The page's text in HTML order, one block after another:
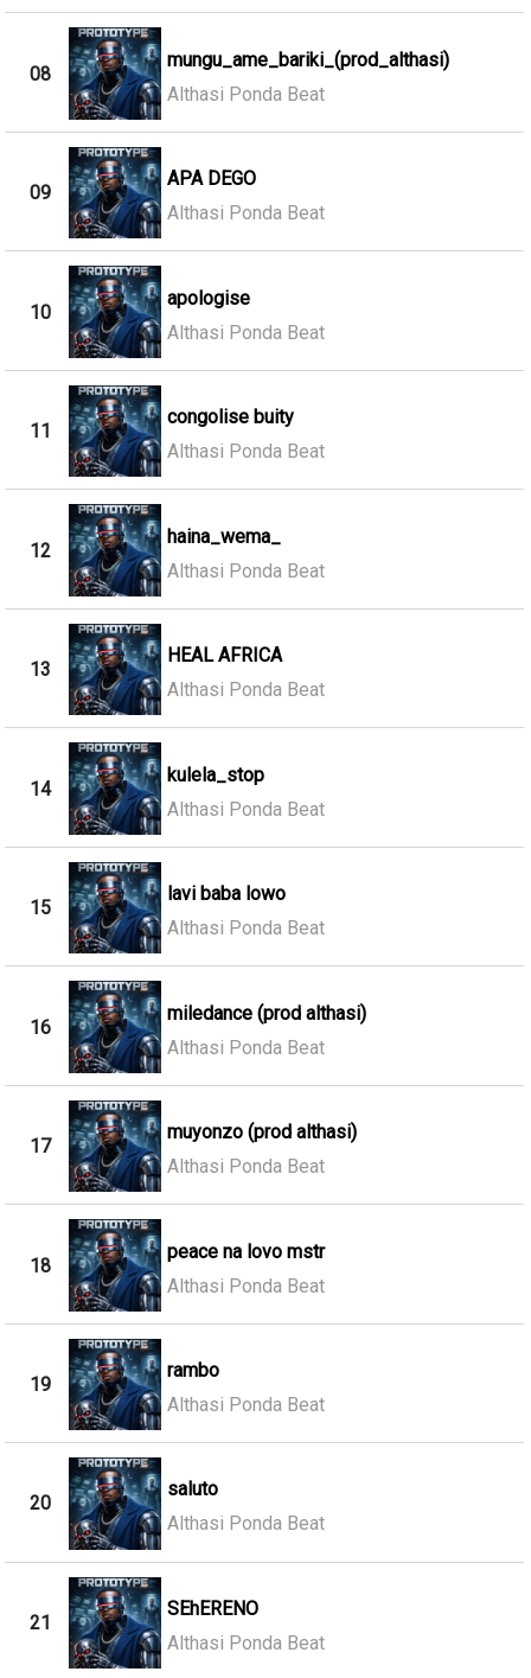
08
mungu_ame_bariki_(prod_althasi)
Althasi Ponda Beat
09
APA DEGO
Althasi Ponda Beat
10
apologise
Althasi Ponda Beat
11
congolise buity
Althasi Ponda Beat
12
haina_wema_
Althasi Ponda Beat
13
HEAL AFRICA
Althasi Ponda Beat
14
kulela_stop
Althasi Ponda Beat
15
lavi baba lowo
Althasi Ponda Beat
16
miledance (prod althasi)
Althasi Ponda Beat
17
muyonzo (prod althasi)
Althasi Ponda Beat
18
peace na lovo mstr
Althasi Ponda Beat
19
rambo
Althasi Ponda Beat
20
saluto
Althasi Ponda Beat
21
SEhERENO
Althasi Ponda Beat